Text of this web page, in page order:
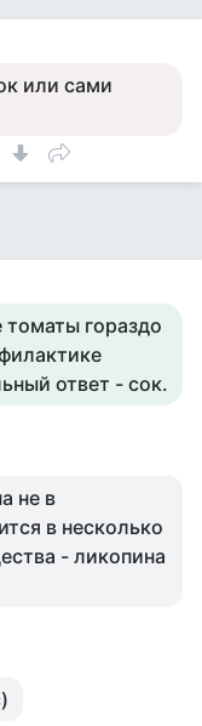
или сами
гораздо
ответ - сок.
не в
в несколько
- ликопина